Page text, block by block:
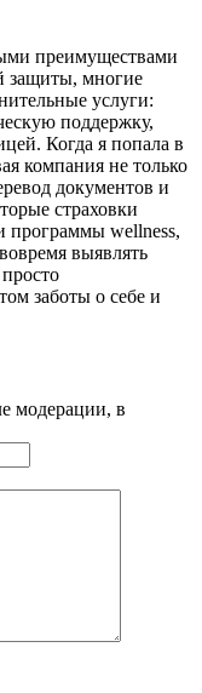
преимуществами
защиты, многие
услуги:
поддержку,
Когда я попала в
компания не только
документов и
страховки
программы wellness,
выявлять
заботы о себе и
модерации, в